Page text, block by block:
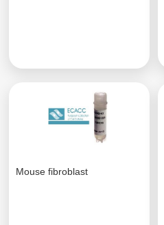
Mouse fibroblast